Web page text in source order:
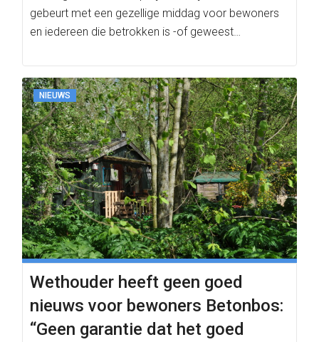
gebeurt met een gezellige middag voor bewoners
en iedereen die betrokken is -of geweest…
NIEUWS
Wethouder heeft geen goed
nieuws voor bewoners Betonbos:
“Geen garantie dat het goed